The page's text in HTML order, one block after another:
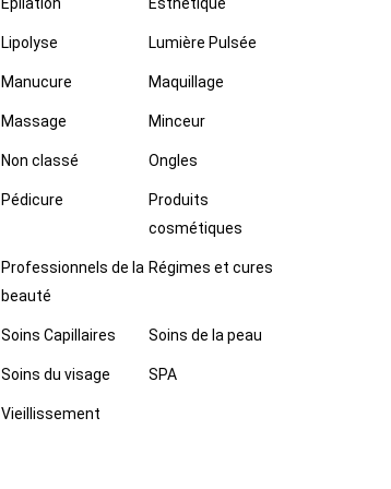
Lipolyse Lumière Pulsée
Manucure Maquillage
Massage Minceur
Non classé Ongles
Pédicure
Produits
cosmétiques
Professionnels de la
beauté
Régimes et cures
Soins Capillaires Soins de la peau
Soins du visage SPA
Vieillissement